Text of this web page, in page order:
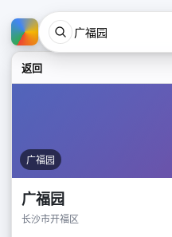
返回
广福园
广福园
长沙市开福区